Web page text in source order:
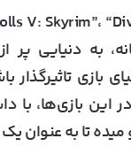
به دنیایی پر
بازی
این بازی‌ها، با
میده تا به